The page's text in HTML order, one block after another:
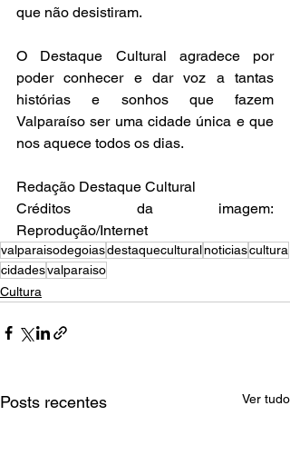
que não desistiram.
O Destaque Cultural agradece por
poder conhecer e dar voz a tantas
histórias e sonhos que fazem
Valparaíso ser uma cidade única e que
nos aquece todos os dias.
Redação Destaque Cultural
Créditos da imagem:
Reprodução/Internet
valparaisodegoiasdestaqueculturalnoticiascultura
cidadesvalparaiso
Cultura
Posts recentes Ver tudo